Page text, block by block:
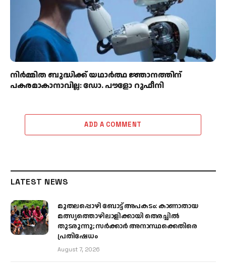
നിർമ്മിത ബുദ്ധിക്ക് യഥാർത്ഥ ജ്ഞാനത്തിന്
പകരമാകാനാവില്ല: ഡോ. പൗളോ റുഫീനി
ADD A COMMENT
LATEST NEWS
മുതലപ്പൊഴി ബോട്ട് അപകടം: കാണാതായ
മത്സ്യത്തൊഴിലാളിക്കായി തെരച്ചിൽ
തുടരുന്നു; സർക്കാർ അനാസ്ഥക്കെതിരെ
പ്രതിഷേധം
August 7, 2026